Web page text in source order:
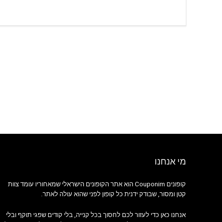
מי אנחנו
קופונים Couponim הוא אתר הקופונים הישראלי שמאחוריו עומד צוות
קטן ומסור, שבודק ידנית כל קופון לפני שהוא עולה לאתר.
אנחנו כאן כדי לעזור לכם לחסוך בכל קנייה, בלי קודים שפגי תוקף ובלי